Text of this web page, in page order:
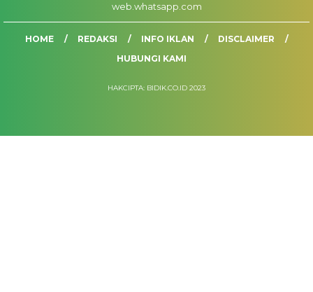
web.whatsapp.com
HOME REDAKSI INFO IKLAN
DISCLAIMER
HUBUNGI KAMI
HAKCIPTA: BIDIK.CO.ID 2023